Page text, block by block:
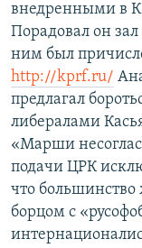
внедренными в
Порадовал он
ним был
http://kprf.ru/
предлагал
либералами
«Марши
подачи ЦРК
что
борцом с